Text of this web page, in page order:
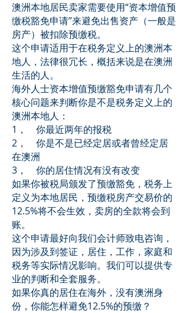
澳洲本地居民卖家需要使用“资本增值预
缴税豁免申请”来避免出售资产（一般是
房产）被扣除预缴税。
这个申请适用于在税务定义上的澳洲本
地人，法律很冗长，概括来说是在澳洲
生活的人。
海外人士资本增值预缴豁免申请有几个
核心问题来判断你是不是税务定义上的
澳洲本地人：
1， 你最近两年的报税
2， 你是不是已经定居或者曾经定居
在澳洲
3， 你的居住情况有没有改变
如果你被税局颁发了预缴豁免，税务上
定义为本地居民，预缴税房产交易价的
12.5%将不会生效，卖房的全款将会到
账。
这个申请最好向我们会计师致电咨询，
因为涉及到签证，居住，工作，家庭和
税务等实际情况影响。我们可以提供专
业的判断和全套服务。
如果你真的居住在海外，没有澳洲身
份，你能怎样避免12.5%的预缴？